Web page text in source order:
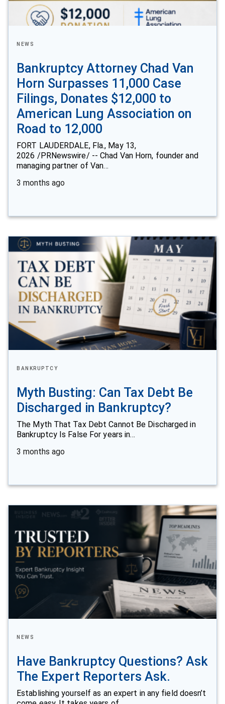
NEWS
Bankruptcy Attorney Chad Van
Horn Surpasses 11,000 Case
Filings, Donates $12,000 to
American Lung Association on
Road to 12,000
FORT LAUDERDALE, Fla., May 13,
2026 /PRNewswire/ -- Chad Van Horn, founder and
managing partner of Van…
3 months ago
BANKRUPTCY
Myth Busting: Can Tax Debt Be
Discharged in Bankruptcy?
The Myth That Tax Debt Cannot Be Discharged in
Bankruptcy Is False For years in…
3 months ago
NEWS
Have Bankruptcy Questions? Ask
The Expert Reporters Ask.
Establishing yourself as an expert in any field doesn’t